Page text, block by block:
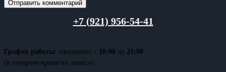
+7 (921) 956-54-41
График работы: ежедневно с 10:00 до 21:00
(в вечернее время по записи)